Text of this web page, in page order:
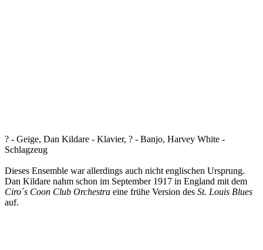
? - Geige, Dan Kildare - Klavier, ? - Banjo, Harvey White -
Schlagzeug
Dieses Ensemble war allerdings auch nicht englischen Ursprung.
Dan Kildare nahm schon im September 1917 in England mit dem
Ciro´s Coon Club Orchestra eine frühe Version des St. Louis Blues
auf.